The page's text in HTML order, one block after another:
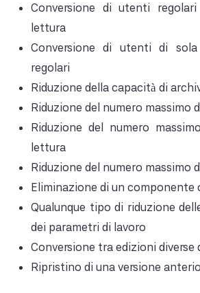
Conversione di utenti
lettura
Conversione di utenti di
regolari
Riduzione della capacità di
Riduzione del numero massimo
Riduzione del numero
lettura
Riduzione del numero massimo
Eliminazione di un componente
Qualunque tipo di riduzione
dei parametri di lavoro
Conversione tra edizioni diverse
Ripristino di una versione